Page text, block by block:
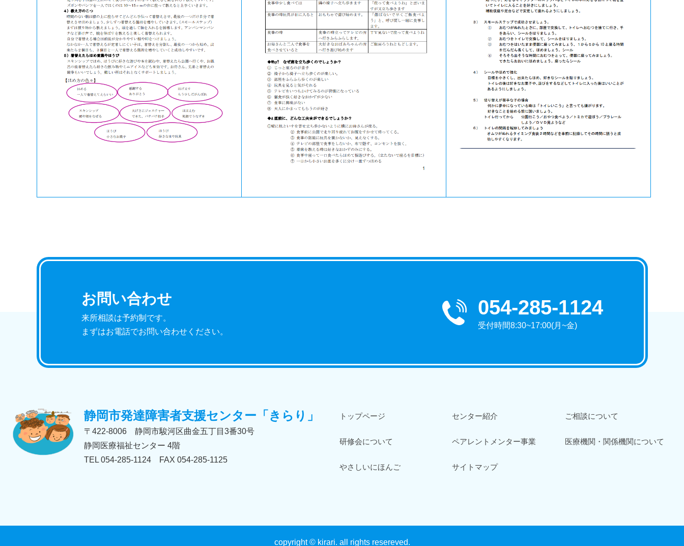
お問い合わせ
来所相談は予約制です。
まずはお電話でお問い合わせください。
054-285-1124
受付時間8:30~17:00(月~金)
静岡市発達障害者支援センター「きらり」
〒422-8006 静岡市駿河区曲金五丁目3番30号
静岡医療福祉センター 4階
TEL 054-285-1124 FAX 054-285-1125
トップページ センター紹介 ご相談について
研修会について ペアレントメンター事業 医療機関・関係機関について
やさしいにほんご サイトマップ
copyright © kirari. all rights resereved.